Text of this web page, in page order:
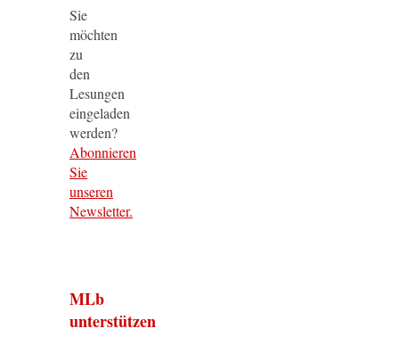
Sie
möchten
zu
den
Lesungen
eingeladen
werden?
Abonnieren
Sie
unseren
Newsletter.
MLb
unterstützen